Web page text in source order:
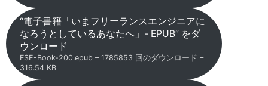
“電子書籍「いまフリーランスエンジニアに
なろうとしているあなたへ」- EPUB” をダ
ウンロード
FSE-Book-200.epub – 1785853 回のダウンロード –
316.54 KB